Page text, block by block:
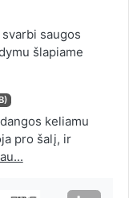
saugos
šlapiame
keliamu
pro šalį, ir